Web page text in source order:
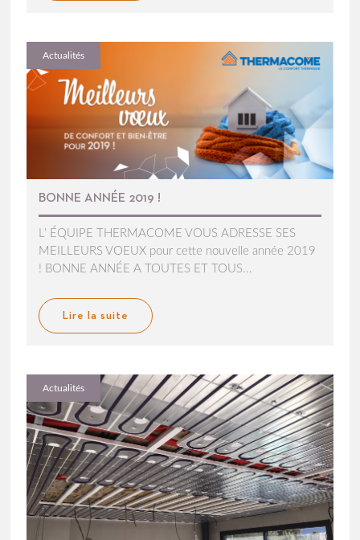
Actualités
BONNE ANNÉE 2019 !
L’ ÉQUIPE THERMACOME VOUS ADRESSE SES
MEILLEURS VOEUX pour cette nouvelle année 2019
! BONNE ANNÉE A TOUTES ET TOUS...
Lire la suite
Actualités